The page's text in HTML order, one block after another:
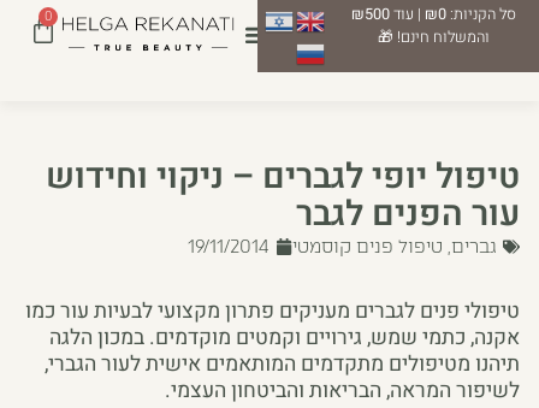
סל הקניות:₪0 | עוד₪500
והמשלוח חינם! 🎁
0
טיפול יופי לגברים – ניקוי וחידוש
עור הפנים לגבר
גברים, טיפול פנים קוסמטי 19/11/2014
טיפולי פנים לגברים מעניקים פתרון מקצועי לבעיות עור כמו
אקנה, כתמי שמש, גירויים וקמטים מוקדמים. במכון הלגה
תיהנו מטיפולים מתקדמים המותאמים אישית לעור הגברי,
לשיפור המראה, הבריאות והביטחון העצמי.